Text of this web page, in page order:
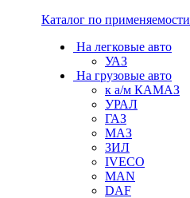
Каталог по применяемости
На легковые авто
УАЗ
На грузовые авто
к а/м КАМАЗ
УРАЛ
ГАЗ
МАЗ
ЗИЛ
IVECO
MAN
DAF